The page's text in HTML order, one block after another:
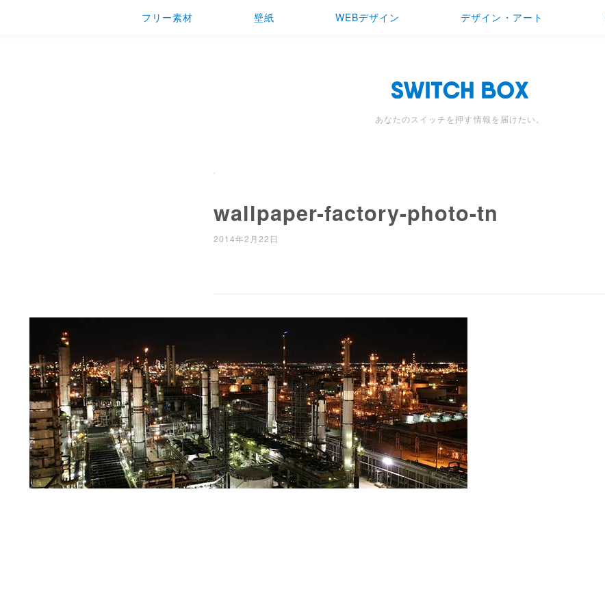
フリー素材 壁紙 WEBデザイン デザイン・アート
あなたのスイッチを押す情報を届けたい。
wallpaper-factory-photo-tn
2014年2月22日